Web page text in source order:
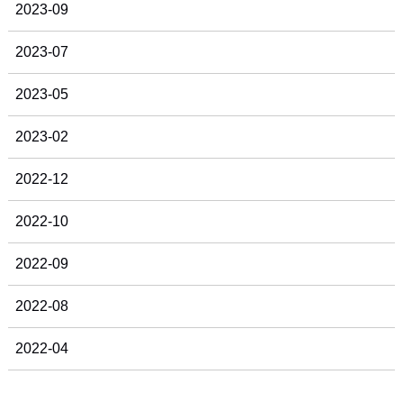
2023-09
2023-07
2023-05
2023-02
2022-12
2022-10
2022-09
2022-08
2022-04